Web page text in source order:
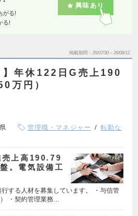
がる!
る!
興味あり
掲載期間 26/07/30～26/08/12
】年休122日G売上190
万円）
管理職・マネジャー
転勤な
上高190.79
。電気設備工
する人材を募集しています。 ・与信管
・契約管理業務…